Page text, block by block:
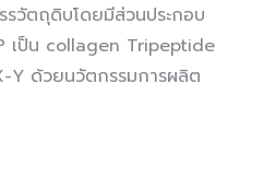
วัตถุดิบโดยมีส่วนประกอบ
เป็น collagen Tripeptide
Y ด้วยนวัตกรรมการผลิต